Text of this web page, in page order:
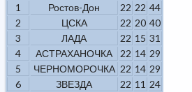
1
Ростов-Дон 22 22 44
2
ЦСКА 22 20 40
3
ЛАДА 22 15 31
4
АСТРАХАНОЧКА 22 14 29
5
ЧЕРНОМОРОЧКА 22 14 29
6
ЗВЕЗДА 22 11 24